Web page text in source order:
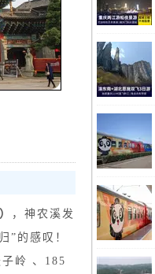
，神农溪发
”的感叹！
子岭 、185